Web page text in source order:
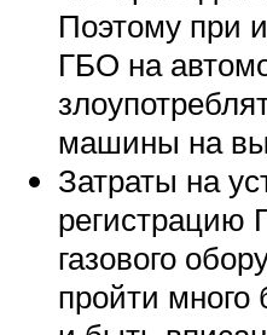
Поэтому при
ГБО на
машины на
Затраты на
регистрацию
газового
пройти много